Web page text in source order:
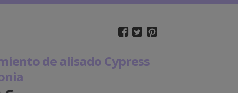
de alisado Cypress